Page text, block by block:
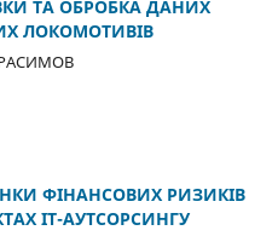
ТА ОБРОБКА ДАНИХ
ЛОКОМОТИВІВ
ФІНАНСОВИХ РИЗИКІВ
ІТ-АУТСОРСИНГУ